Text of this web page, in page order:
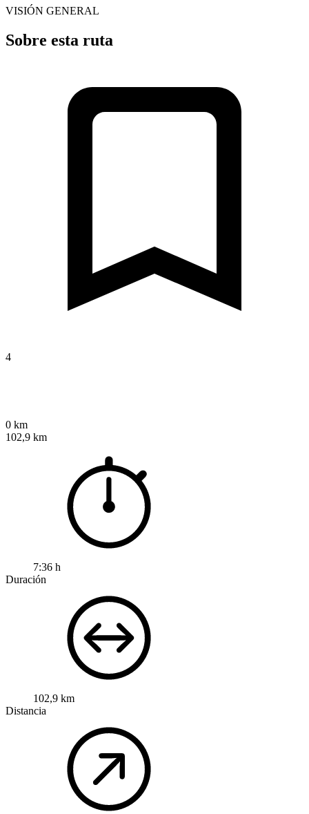
VISIÓN GENERAL
Sobre esta ruta
4
0 km
102,9 km
7:36 h
Duración
102,9 km
Distancia